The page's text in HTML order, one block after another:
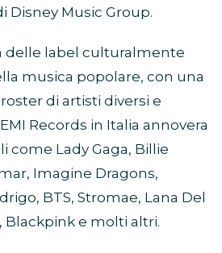
Disney Music Group.
delle label culturalmente
musica popolare, con una
di artisti diversi e
Records in Italia annovera
come Lady Gaga, Billie
Imagine Dragons,
BTS, Stromae, Lana Del
Blackpink e molti altri.